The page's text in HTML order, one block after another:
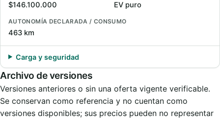
$146.100.000 EV puro
AUTONOMÍA DECLARADA / CONSUMO
463 km
Carga y seguridad
Archivo de versiones
Versiones anteriores o sin una oferta vigente verificable.
Se conservan como referencia y no cuentan como
versiones disponibles; sus precios pueden no representar